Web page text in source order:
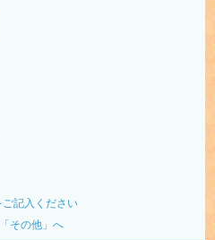
記入ください
その他」へ